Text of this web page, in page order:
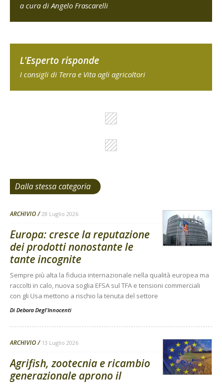
a cura di Angelo Frascarelli
L'Esperto risponde
I consigli di Terra e Vita agli agricoltori
Dalla stessa categoria
ARCHIVIO 28 Luglio 2026
Europa: cresce la reputazione
dei prodotti nonostante le
tante incognite
Sempre più alta la fiducia internazionale nella qualità europea ma
raccolti in calo, nuova soglia EFSA sul TFA e tensioni commerciali
con gli Usa mettono a rischio la tenuta del settore
Di Debora Degl'Innocenti
ARCHIVIO 13 Luglio 2026
Agrifish, zootecnia e ricambio
generazionale aprono il